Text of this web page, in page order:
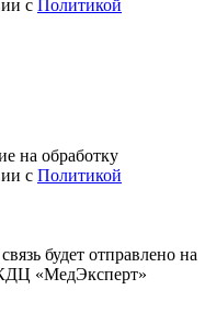
с Политикой
на обработку
с Политикой
будет отправлено на
КДЦ «МедЭксперт»